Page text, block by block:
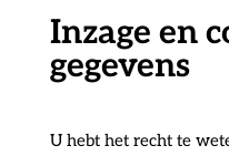
Inzage en
gegevens
U hebt het recht te